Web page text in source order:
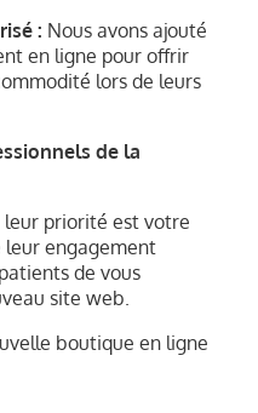
: Nous avons ajouté
en ligne pour offrir
lors de leurs
de la
leur priorité est votre
leur engagement
de vous
site web.
boutique en ligne